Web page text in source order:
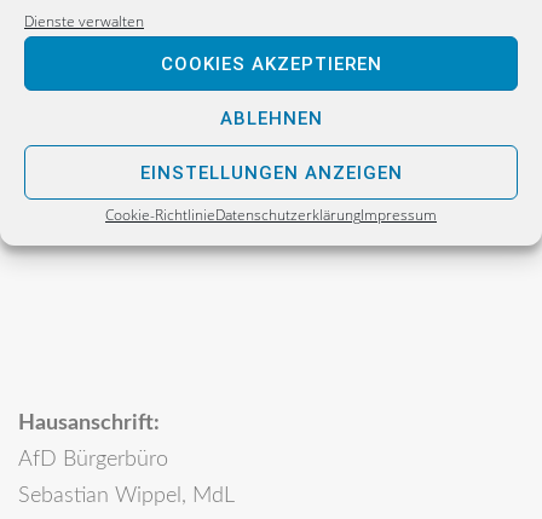
Dienste verwalten
COOKIES AKZEPTIEREN
ABLEHNEN
EINSTELLUNGEN ANZEIGEN
Cookie-RichtlinieDatenschutzerklärungImpressum
Alternative für Deutschland
Bürgerbüro
02811 Görlitz
Hausanschrift:
AfD Bürgerbüro
Sebastian Wippel, MdL